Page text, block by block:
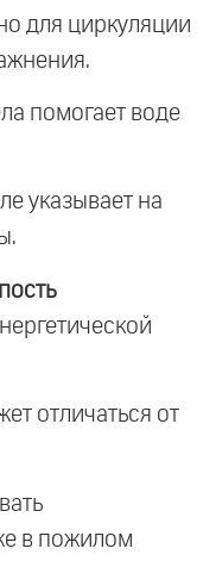
для циркуляции
помогает воде
указывает на
отличаться от
в пожилом